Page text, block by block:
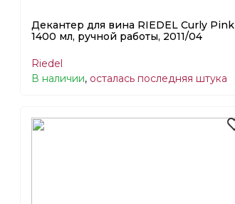
Декантер для вина RIEDEL Curly Pink
1400 мл, ручной работы, 2011/04
Riedel
В наличии, осталась последняя штука